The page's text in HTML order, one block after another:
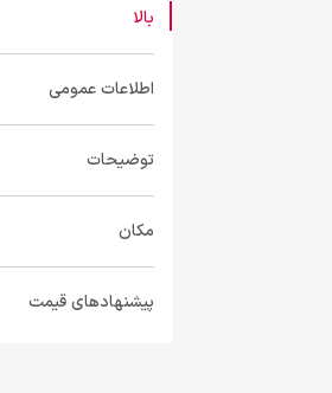
بالا
اطلاعات عمومی
توضیحات
مکان
پیشنهادهای قیمت